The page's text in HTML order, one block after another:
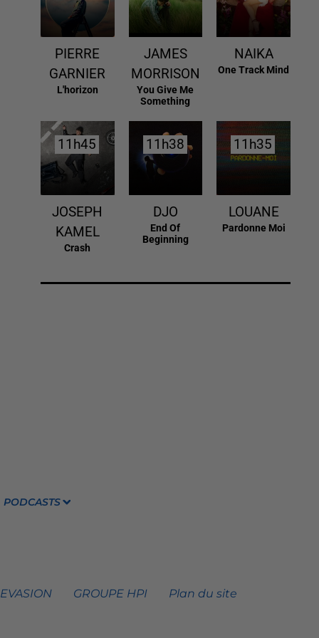
PIERRE
GARNIER
L'horizon
JAMES
MORRISON
You Give Me
Something
NAIKA
One Track Mind
11h45
11h45
JOSEPH
KAMEL
Crash
11h38
11h38
DJO
End Of
Beginning
11h35
11h35
LOUANE
Pardonne Moi
PODCASTS
GROUPE HPI Plan du site